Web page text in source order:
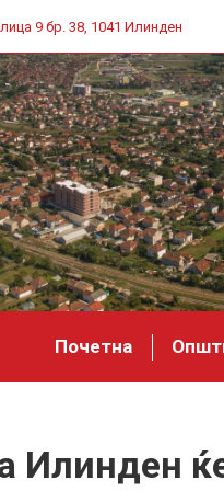
9 бр. 38, 1041 Илинден
Почетна
Илинден